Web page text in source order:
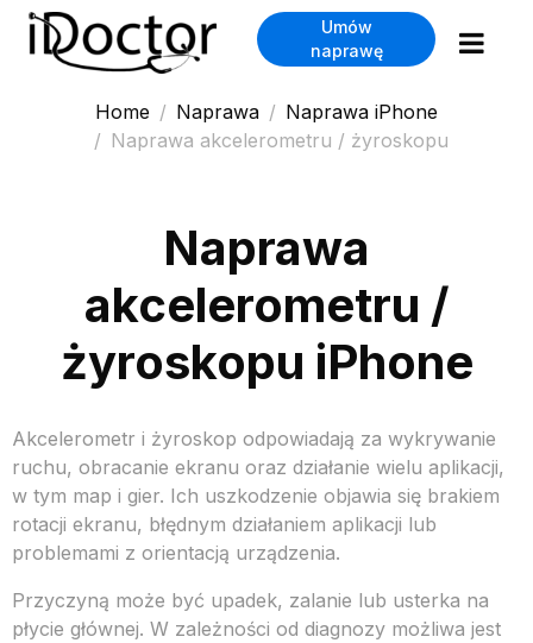
Umów
naprawę
Home Naprawa
Naprawa iPhone
Naprawa akcelerometru / żyroskopu
Naprawa
akcelerometru /
żyroskopu iPhone
Akcelerometr i żyroskop odpowiadają za wykrywanie
ruchu, obracanie ekranu oraz działanie wielu aplikacji,
w tym map i gier. Ich uszkodzenie objawia się brakiem
rotacji ekranu, błędnym działaniem aplikacji lub
problemami z orientacją urządzenia.
Przyczyną może być upadek, zalanie lub usterka na
płycie głównej. W zależności od diagnozy możliwa jest